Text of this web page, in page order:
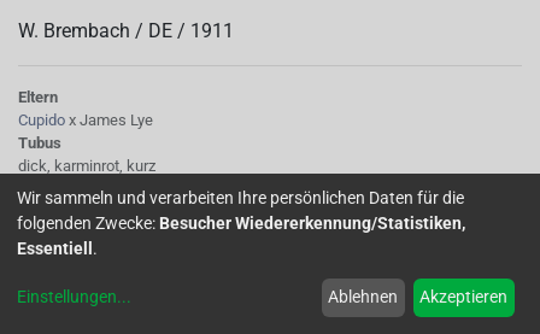
W. Brembach / DE / 1911
Eltern
Cupido x James Lye
Tubus
dick, karminrot, kurz
Sepalen
breit, karmin-rosarot
Korolle/Petalen
helllila
einfach
Wir sammeln und verarbeiten Ihre persönlichen Daten für die
folgenden Zwecke: Besucher Wiedererkennung/Statistiken,
Essentiell .
Einstellungen... Ablehnen Akzeptieren